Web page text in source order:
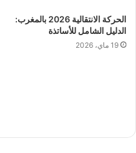
الحركة الانتقالية 2026 بالمغرب:
الدليل الشامل للأساتذة
19 ماي، 2026